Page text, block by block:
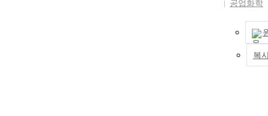
공업화학
복